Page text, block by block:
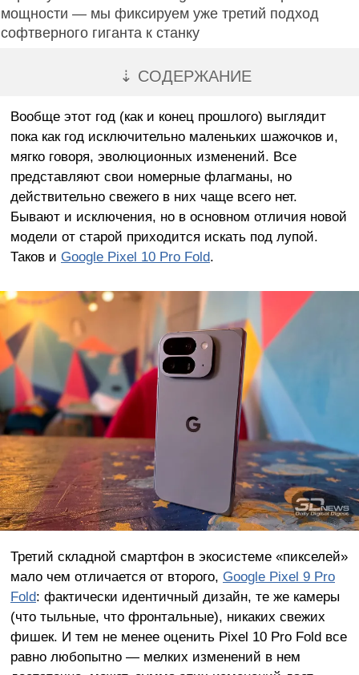
мощности — мы фиксируем уже третий подход
софтверного гиганта к станку
⇣ СОДЕРЖАНИЕ
Вообще этот год (как и конец прошлого) выглядит
пока как год исключительно маленьких шажочков и,
мягко говоря, эволюционных изменений. Все
представляют свои номерные флагманы, но
действительно свежего в них чаще всего нет.
Бывают и исключения, но в основном отличия новой
модели от старой приходится искать под лупой.
Таков и Google Pixel 10 Pro Fold.
Третий складной смартфон в экосистеме «пикселей»
мало чем отличается от второго, Google Pixel 9 Pro
Fold: фактически идентичный дизайн, те же камеры
(что тыльные, что фронтальные), никаких свежих
фишек. И тем не менее оценить Pixel 10 Pro Fold все
равно любопытно — мелких изменений в нем